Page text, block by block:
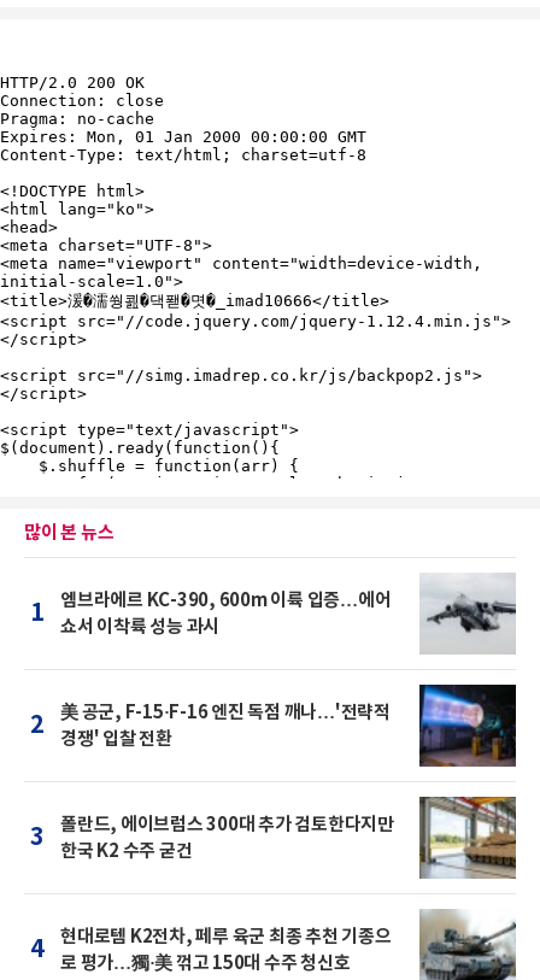
많이 본 뉴스
1
엠브라에르 KC-390, 600m 이륙 입증…에어
쇼서 이착륙 성능 과시
2
美 공군, F-15·F-16 엔진 독점 깨나…'전략적
경쟁' 입찰 전환
3
폴란드, 에이브럼스 300대 추가 검토한다지만
한국 K2 수주 굳건
4
현대로템 K2전차, 페루 육군 최종 추천 기종으
로 평가…獨·美 꺾고 150대 수주 청신호